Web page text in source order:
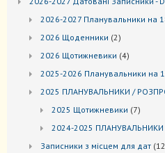
2026-2027 Планувальники на
2026 Щоденники 22
2026 Щотижневики 44
2025-2026 Планувальники на
2025 ПЛАНУВАЛЬНИКИ /
2025 Щотижневики 77
2024-2025 ПЛАНУВАЛЬНИКИ
Записники з місцем для дат 12